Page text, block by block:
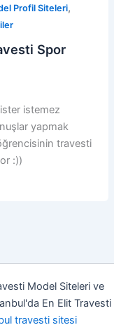
Profil Siteleri,
Spor
istemez
yapmak
travesti
:))
Model Siteleri ve
En Elit Travesti
travesti sitesi